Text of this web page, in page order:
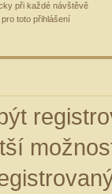
při každé návštěvě
toto přihlášení